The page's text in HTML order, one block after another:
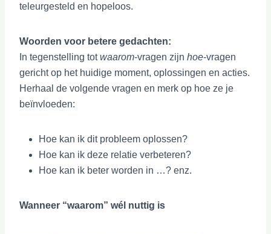
teleurgesteld en hopeloos.
Woorden voor betere gedachten:
In tegenstelling totwaarom-vragen zijn hoe-vragen
gericht op het huidige moment, oplossingen en acties.
Herhaal de volgende vragen en merk op hoe ze je
beïnvloeden:
Hoe kan ik dit probleem oplossen?
Hoe kan ik deze relatie verbeteren?
Hoe kan ik beter worden in …? enz.
Wanneer “waarom” wél nuttig is